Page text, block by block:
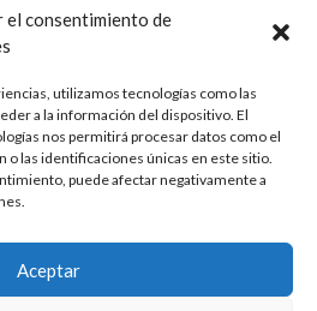
el consentimiento de
utilizamos tecnologías como las
a la información del dispositivo. El
nos permitirá procesar datos como el
o las identificaciones únicas en este sitio.
puede afectar negativamente a
Aceptar
despedir...
ha sorteado esta semana una
de...
en productos solares
productos solares que desees de
estar guapa! Consigue en la